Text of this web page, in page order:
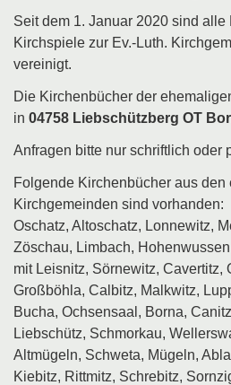
Seit dem 1. Januar 2020 sind alle
Kirchspiele zur Ev.-Luth.
vereinigt.
Die Kirchenbücher der
in 04758 Liebschützberg OT
Anfragen bitte nur schriftlich oder
Folgende Kirchenbücher aus den
Kirchgemeinden sind vorhanden:
Oschatz, Altoschatz, Lonnewitz,
Zöschau, Limbach,
mit Leisnitz, Sörnewitz, Cavertitz,
Großböhla, Calbitz, Malkwitz,
Bucha, Ochsensaal, Borna,
Liebschütz, Schmorkau,
Altmügeln, Schweta, Mügeln,
Kiebitz, Rittmitz, Schrebitz,